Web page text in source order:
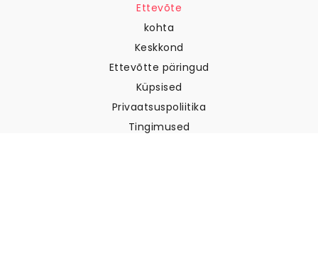
Ettevõte
kohta
Keskkond
Ettevõtte päringud
Küpsised
Privaatsuspoliitika
Tingimused